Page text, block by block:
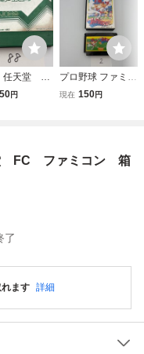
天堂 FC
コン ソ
円
プロ野球 ファミリ
ースタジアム 任
現在 150円
FC ファミコン 箱
了
ます 詳細